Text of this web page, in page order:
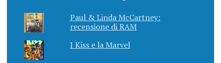
Paul & Linda McCartney:
recensione di RAM
I Kiss e la Marvel